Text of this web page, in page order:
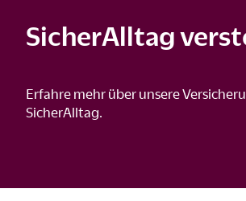
SicherAlltag
Erfahre mehr über unsere
SicherAlltag.